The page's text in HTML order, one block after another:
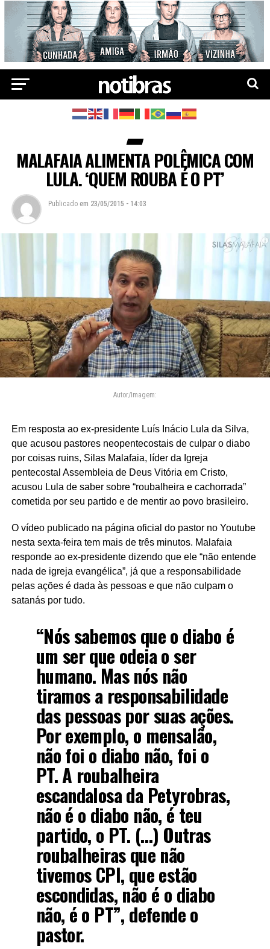
MALAFAIA ALIMENTA POLÊMICA COM
LULA. ‘QUEM ROUBA É O PT’
Publicado em 23/05/2015 - 14:03
Autor/Imagem:
Em resposta ao ex-presidente Luís Inácio Lula da Silva,
que acusou pastores neopentecostais de culpar o diabo
por coisas ruins, Silas Malafaia, líder da Igreja
pentecostal Assembleia de Deus Vitória em Cristo,
acusou Lula de saber sobre “roubalheira e cachorrada”
cometida por seu partido e de mentir ao povo brasileiro.
O vídeo publicado na página oficial do pastor no Youtube
nesta sexta-feira tem mais de três minutos. Malafaia
responde ao ex-presidente dizendo que ele “não entende
nada de igreja evangélica”, já que a responsabilidade
pelas ações é dada às pessoas e que não culpam o
satanás por tudo.
“Nós sabemos que o diabo é
um ser que odeia o ser
humano. Mas nós não
tiramos a responsabilidade
das pessoas por suas ações.
Por exemplo, o mensalão,
não foi o diabo não, foi o
PT. A roubalheira
escandalosa da Petyrobras,
não é o diabo não, é teu
partido, o PT. (…) Outras
roubalheiras que não
tivemos CPI, que estão
escondidas, não é o diabo
não, é o PT”, defende o
pastor.